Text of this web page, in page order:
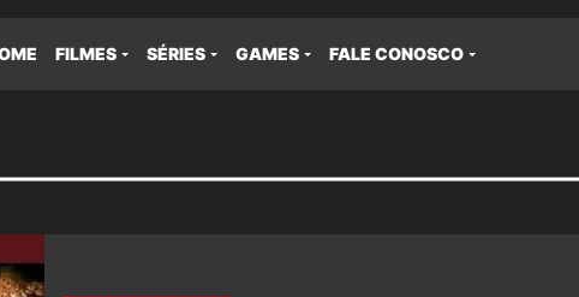
FILMES SÉRIES GAMES FALE CONOSCO